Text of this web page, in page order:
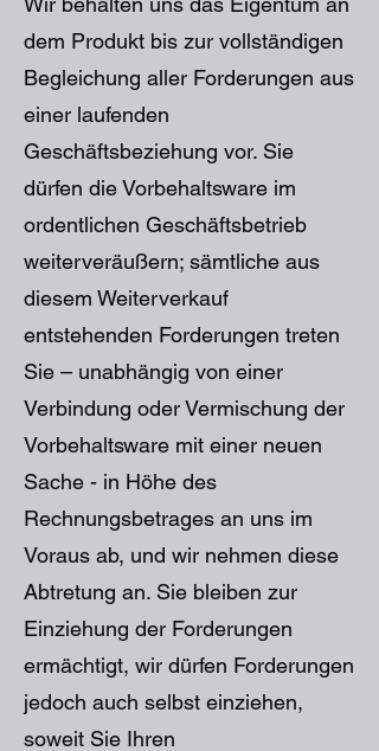
dem Produkt bis zur vollständigen
Begleichung aller Forderungen aus
einer laufenden
Geschäftsbeziehung vor. Sie
dürfen die Vorbehaltsware im
ordentlichen Geschäftsbetrieb
weiterveräußern; sämtliche aus
diesem Weiterverkauf
entstehenden Forderungen treten
Sie – unabhängig von einer
Verbindung oder Vermischung der
Vorbehaltsware mit einer neuen
Sache - in Höhe des
Rechnungsbetrages an uns im
Voraus ab, und wir nehmen diese
Abtretung an. Sie bleiben zur
Einziehung der Forderungen
ermächtigt, wir dürfen Forderungen
jedoch auch selbst einziehen,
soweit Sie Ihren